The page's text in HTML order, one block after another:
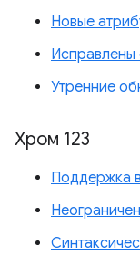
Новые
Исправлены
Утренние
Хром 123
Поддержка